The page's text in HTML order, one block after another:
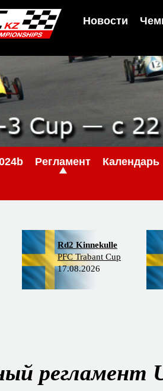
Новости
Регламент Календарь
Rd2 Kinnekulle
PFC Trabant Cup
17.08.2026
регламент